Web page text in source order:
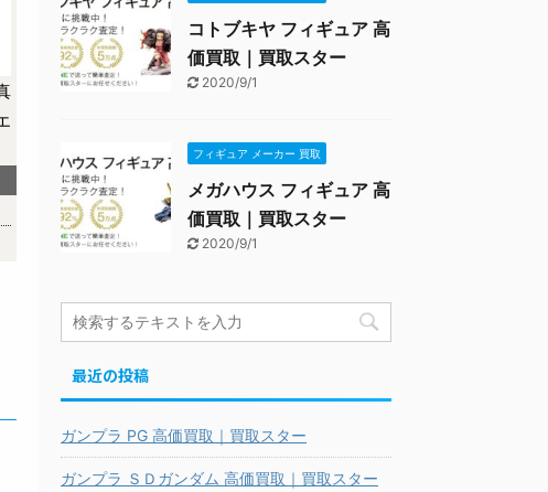
コトブキヤ フィギュア 高
価買取｜買取スター
2020/9/1
フィギュア メーカー 買取
メガハウス フィギュア 高
価買取｜買取スター
2020/9/1
最近の投稿
ガンプラ PG 高価買取｜買取スター
ガンプラ ＳＤガンダム 高価買取｜買取スター